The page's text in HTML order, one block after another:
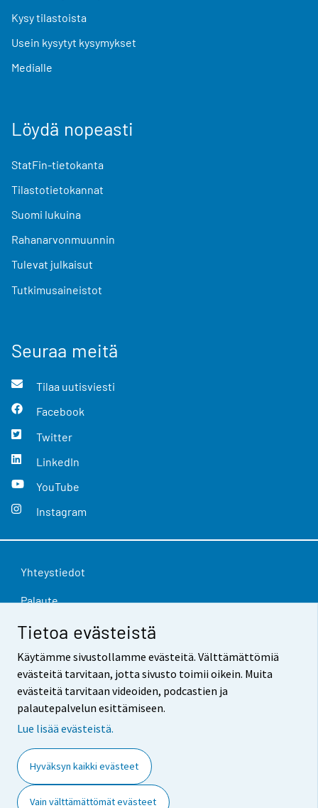
Tietoa evästeistä
Käytämme sivustollamme evästeitä. Välttämättömiä
evästeitä tarvitaan, jotta sivusto toimii oikein. Muita
evästeitä tarvitaan videoiden, podcastien ja
palautepalvelun esittämiseen.
Lue lisää evästeistä.
Hyväksyn kaikki evästeet
Vain välttämättömät evästeet
Kysy tilastoista
Usein kysytyt kysymykset
Medialle
Löydä nopeasti
StatFin-tietokanta
Tilastotietokannat
Suomi lukuina
Rahanarvonmuunnin
Tulevat julkaisut
Tutkimusaineistot
Seuraa meitä
Tilaa uutisviesti
Facebook
Twitter
LinkedIn
YouTube
Instagram
Yhteystiedot
Palaute
Käyttöehdot
Tietosuoja
Saavutettavuus
Tietoa sivustosta